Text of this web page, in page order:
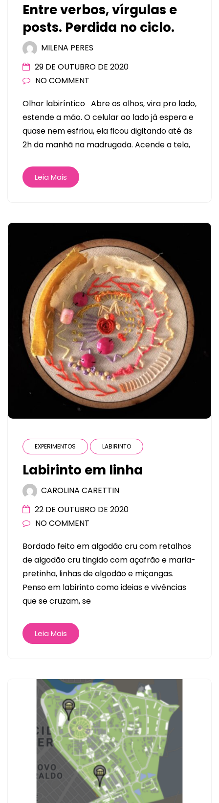
Entre verbos, vírgulas e
posts. Perdida no ciclo.
MILENA PERES
29 DE OUTUBRO DE 2020
NO COMMENT
Olhar labiríntico Abre os olhos, vira pro lado,
estende a mão. O celular ao lado já espera e
quase nem esfriou, ela ficou digitando até às
2h da manhã na madrugada. Acende a tela,
Leia Mais
EXPERIMENTOS LABIRINTO
Labirinto em linha
CAROLINA CARETTIN
22 DE OUTUBRO DE 2020
NO COMMENT
Bordado feito em algodão cru com retalhos
de algodão cru tingido com açafrão e maria-
pretinha, linhas de algodão e miçangas.
Penso em labirinto como ideias e vivências
que se cruzam, se
Leia Mais